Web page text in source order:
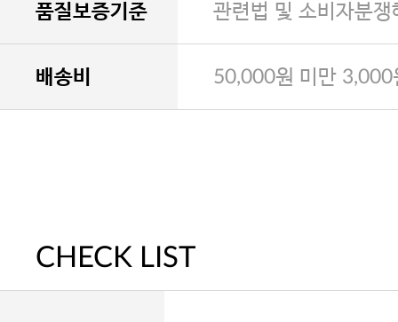
품질보증기준 관련법 및 소비자분
배송비 50,000원 미만 3,000
CHECK LIST